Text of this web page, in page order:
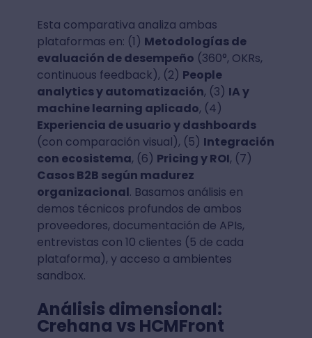
Esta comparativa analiza ambas
plataformas en: (1) Metodologías de
evaluación de desempeño (360°, OKRs,
continuous feedback), (2) People
analytics y automatización, (3) IA y
machine learning aplicado, (4)
Experiencia de usuario y dashboards
(con comparación visual), (5) Integración
con ecosistema, (6) Pricing y ROI, (7)
Casos B2B según madurez
organizacional. Basamos análisis en
demos técnicos profundos de ambos
proveedores, documentación de APIs,
entrevistas con 10 clientes (5 de cada
plataforma), y acceso a ambientes
sandbox.
Análisis dimensional:
Crehana vs HCMFront